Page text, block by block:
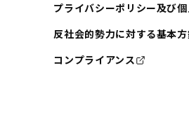
プライバシーポリシー及び
反社会的勢力に対する基本
コンプライアンス